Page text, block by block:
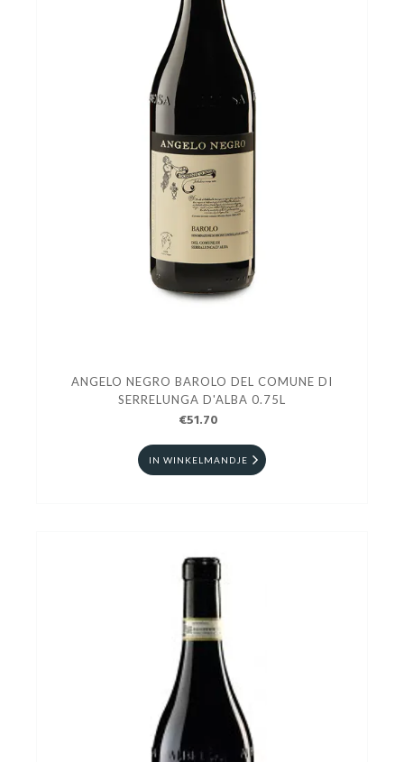
ANGELO NEGRO BAROLO DEL COMUNE DI
SERRELUNGA D'ALBA 0.75L
€51.70
IN WINKELMANDJE